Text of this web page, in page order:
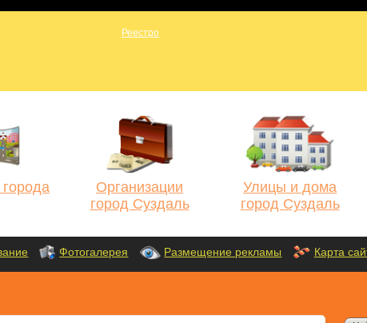
Организации
город Суздаль
Улицы и дома
город Суздаль
Фотогалерея Размещение рекламы Карта